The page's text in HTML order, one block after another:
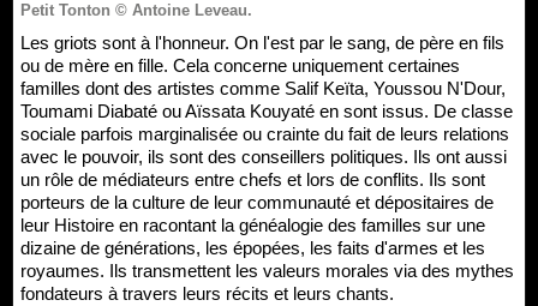
Petit Tonton © Antoine Leveau.
Les griots sont à l'honneur. On l'est par le sang, de père en fils
ou de mère en fille. Cela concerne uniquement certaines
familles dont des artistes comme Salif Keïta, Youssou N'Dour,
Toumami Diabaté ou Aïssata Kouyaté en sont issus. De classe
sociale parfois marginalisée ou crainte du fait de leurs relations
avec le pouvoir, ils sont des conseillers politiques. Ils ont aussi
un rôle de médiateurs entre chefs et lors de conflits. Ils sont
porteurs de la culture de leur communauté et dépositaires de
leur Histoire en racontant la généalogie des familles sur une
dizaine de générations, les épopées, les faits d'armes et les
royaumes. Ils transmettent les valeurs morales via des mythes
fondateurs à travers leurs récits et leurs chants.